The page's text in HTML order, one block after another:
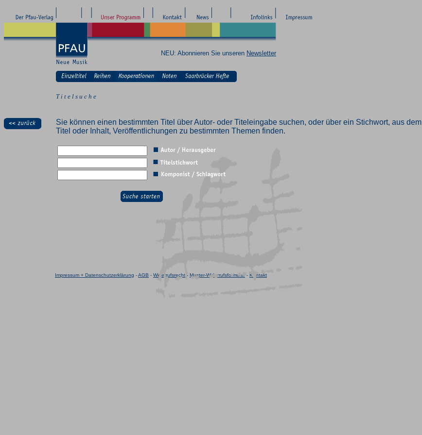
NEU: Abonnieren Sie unseren Newsletter
T i t e l s u c h e
Sie können einen bestimmten Titel über Autor- oder Titeleingabe suchen, oder über ein Stichwort, aus dem
Titel oder Inhalt, Veröffentlichungen zu bestimmten Themen finden.
Impressum + Datenschutzerklärung -AGB - Widerrufsrecht - Muster-Widerrufsformular - Kontakt